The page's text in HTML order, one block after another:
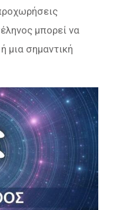
μπορεί να
μια σημαντική